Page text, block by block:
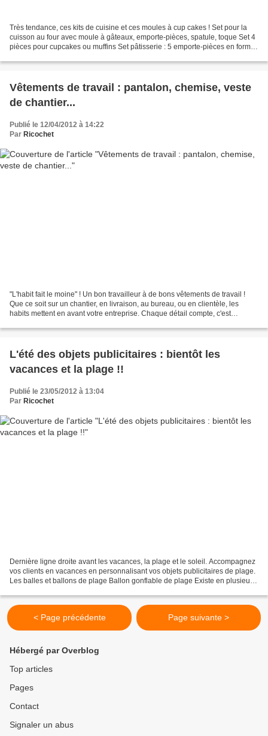
Très tendance, ces kits de cuisine et ces moules à cup cakes ! Set pour la
cuisson au four avec moule à gâteaux, emporte-pièces, spatule, toque Set 4
pièces pour cupcakes ou muffins Set pâtisserie : 5 emporte-pièces en forme
Vêtements de travail : pantalon, chemise, veste
de chantier...
Publié le 12/04/2012 à 14:22
Par Ricochet
"L'habit fait le moine" ! Un bon travailleur à de bons vêtements de travail !
Que ce soit sur un chantier, en livraison, au bureau, ou en clientèle, les
habits mettent en avant votre entreprise. Chaque détail compte, c'est
L'été des objets publicitaires : bientôt les
vacances et la plage !!
Publié le 23/05/2012 à 13:04
Par Ricochet
Dernière ligne droite avant les vacances, la plage et le soleil. Accompagnez
vos clients en vacances en personnalisant vos objets publicitaires de plage.
Les balles et ballons de plage Ballon gonflable de plage Existe en plusieurs
< Page précédente Page suivante >
Hébergé par Overblog
Top articles
Pages
Contact
Signaler un abus